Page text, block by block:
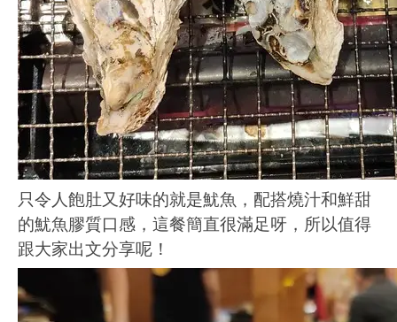
只令人飽肚又好味的就是魷魚，配搭燒汁和鮮甜
的魷魚膠質口感，這餐簡直很滿足呀，所以值得
跟大家出文分享呢！